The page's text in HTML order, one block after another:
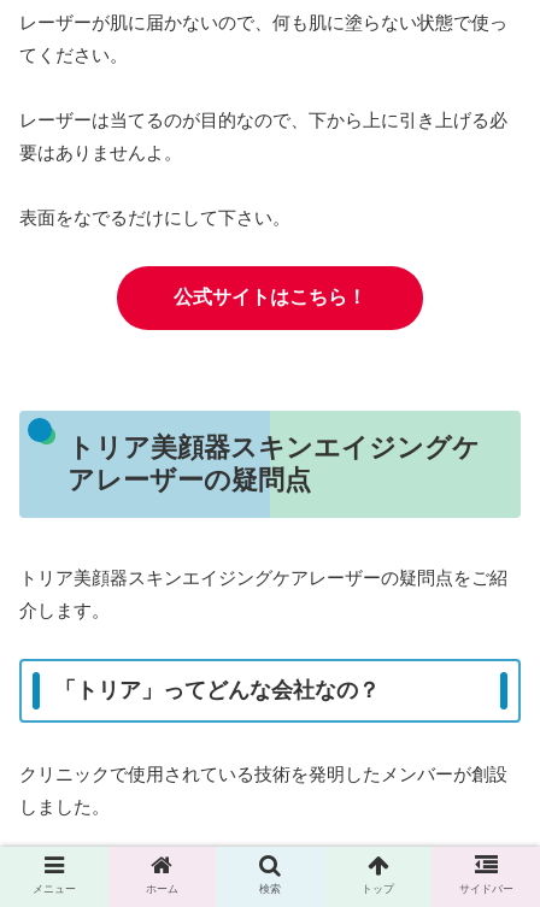
レーザーが肌に届かないので、何も肌に塗らない状態で使っ
てください。
レーザーは当てるのが目的なので、下から上に引き上げる必
要はありませんよ。
表面をなでるだけにして下さい。
公式サイトはこちら！
トリア美顔器スキンエイジングケ
アレーザーの疑問点
トリア美顔器スキンエイジングケアレーザーの疑問点をご紹
介します。
「トリア」ってどんな会社なの？
クリニックで使用されている技術を発明したメンバーが創設
しました。
アメリカの政府機関から日本でいう〝特保〟の認証を受けて
メニュー ホーム 検索 トップ サイドバー